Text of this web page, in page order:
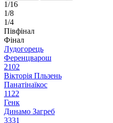
1/16
1/8
1/4
Півфінал
Фінал
Лудогорець
Ференцварош
2102
Вікторія Пльзень
Панатінаїкос
11 22
Генк
Динамо Загреб
3331